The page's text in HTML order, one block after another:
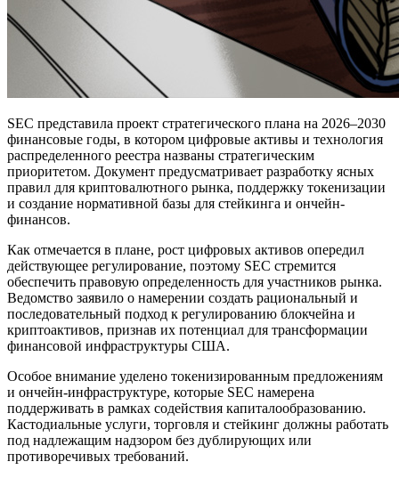
SEC представила проект стратегического плана на 2026–2030
финансовые годы, в котором цифровые активы и технология
распределенного реестра названы стратегическим
приоритетом. Документ предусматривает разработку ясных
правил для криптовалютного рынка, поддержку токенизации
и создание нормативной базы для стейкинга и ончейн-
финансов.
Как отмечается в плане, рост цифровых активов опередил
действующее регулирование, поэтому SEC стремится
обеспечить правовую определенность для участников рынка.
Ведомство заявило о намерении создать рациональный и
последовательный подход к регулированию блокчейна и
криптоактивов, признав их потенциал для трансформации
финансовой инфраструктуры США.
Особое внимание уделено токенизированным предложениям
и ончейн-инфраструктуре, которые SEC намерена
поддерживать в рамках содействия капиталообразованию.
Кастодиальные услуги, торговля и стейкинг должны работать
под надлежащим надзором без дублирующих или
противоречивых требований.